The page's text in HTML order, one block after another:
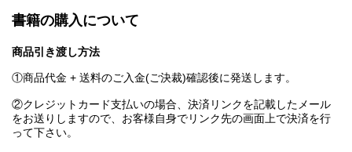
書籍の購入について
商品引き渡し方法
①商品代金 + 送料のご入金(ご決裁)確認後に発送します。
②クレジットカード支払いの場合、決済リンクを記載したメール
をお送りしますので、お客様自身でリンク先の画面上で決済を行
って下さい。